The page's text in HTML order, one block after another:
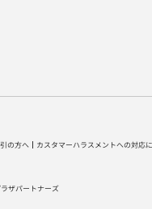
の方へ カスタマーハラスメントへの対応
ザパートナーズ